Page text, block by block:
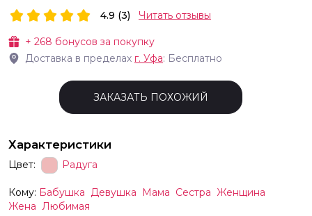
+ 268 бонусов за покупку
Доставка в пределах г. Уфа: Бесплатно
4.9 (3) Читать отзывы
ЗАКАЗАТЬ ПОХОЖИЙ
Характеристики
Цвет: Радуга
Кому: Бабушка Девушка Мама Сестра Женщина
Жена Любимая